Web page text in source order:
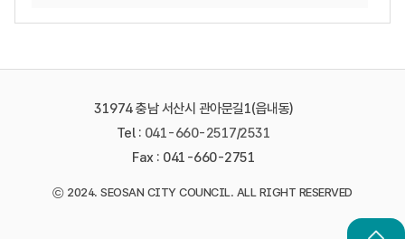
31974 충남 서산시 관아문길1(읍내동)
Tel : 041-660-2517/2531
Fax : 041-660-2751
©2024. SEOSAN CITY COUNCIL. ALL RIGHT RESERVED